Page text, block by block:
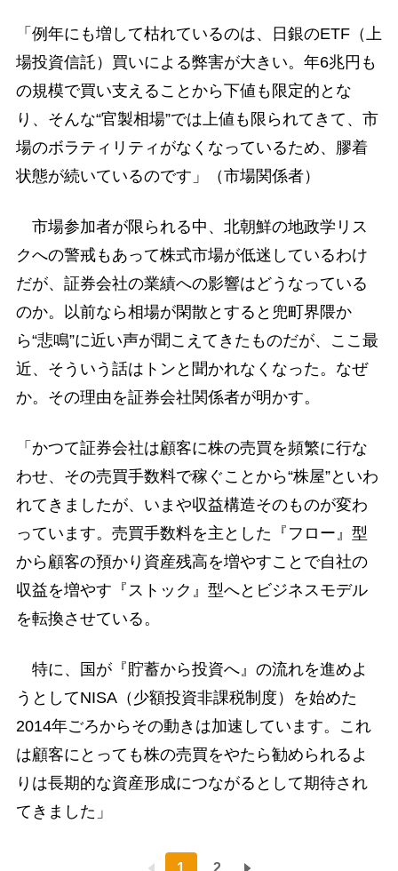
「例年にも増して枯れているのは、日銀のETF（上
場投資信託）買いによる弊害が大きい。年6兆円も
の規模で買い支えることから下値も限定的とな
り、そんな“官製相場”では上値も限られてきて、市
場のボラティリティがなくなっているため、膠着
状態が続いているのです」（市場関係者）
市場参加者が限られる中、北朝鮮の地政学リス
クへの警戒もあって株式市場が低迷しているわけ
だが、証券会社の業績への影響はどうなっている
のか。以前なら相場が閑散とすると兜町界隈か
ら“悲鳴”に近い声が聞こえてきたものだが、ここ最
近、そういう話はトンと聞かれなくなった。なぜ
か。その理由を証券会社関係者が明かす。
「かつて証券会社は顧客に株の売買を頻繁に行な
わせ、その売買手数料で稼ぐことから“株屋”といわ
れてきましたが、いまや収益構造そのものが変わ
っています。売買手数料を主とした『フロー』型
から顧客の預かり資産残高を増やすことで自社の
収益を増やす『ストック』型へとビジネスモデル
を転換させている。
特に、国が『貯蓄から投資へ』の流れを進めよ
うとしてNISA（少額投資非課税制度）を始めた
2014年ごろからその動きは加速しています。これ
は顧客にとっても株の売買をやたら勧められるよ
りは長期的な資産形成につながるとして期待され
てきました」